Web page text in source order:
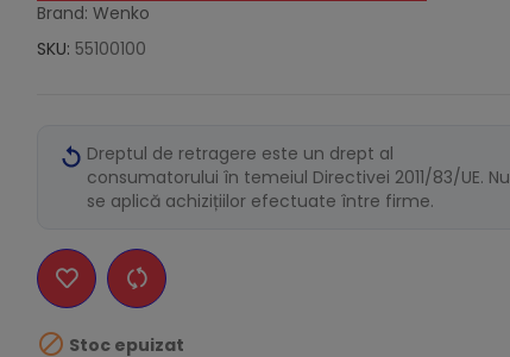
Brand: Wenko
SKU: 55100100
Dreptul de retragere este un drept al
consumatorului în temeiul Directivei 2011/83/UE. Nu
se aplică achizițiilor efectuate între firme.
 Stoc epuizat